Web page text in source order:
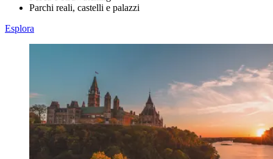
Parchi reali, castelli e palazzi
Esplora